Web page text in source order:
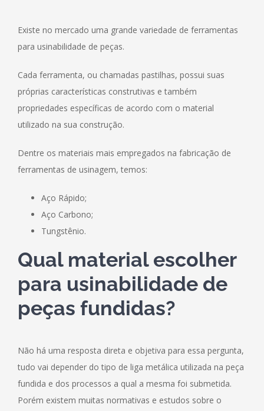
Existe no mercado uma grande variedade de ferramentas
para usinabilidade de peças.
Cada ferramenta, ou chamadas pastilhas, possui suas
próprias características construtivas e também
propriedades específicas de acordo com o material
utilizado na sua construção.
Dentre os materiais mais empregados na fabricação de
ferramentas de usinagem, temos:
Aço Rápido;
Aço Carbono;
Tungstênio.
Qual material escolher
para usinabilidade de
peças fundidas?
Não há uma resposta direta e objetiva para essa pergunta,
tudo vai depender do tipo de liga metálica utilizada na peça
fundida e dos processos a qual a mesma foi submetida.
Porém existem muitas normativas e estudos sobre o